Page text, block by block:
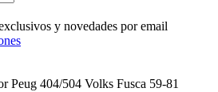
y novedades por email